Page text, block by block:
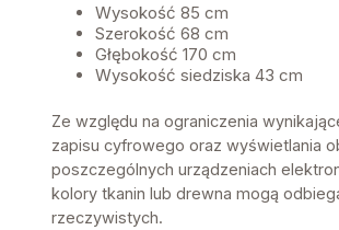
Wysokość 85 cm
Szerokość 68 cm
Głębokość 170 cm
Wysokość siedziska 43 cm
Ze względu na ograniczenia
zapisu cyfrowego oraz wyświetlania
poszczególnych urządzeniach
kolory tkanin lub drewna mogą
rzeczywistych.